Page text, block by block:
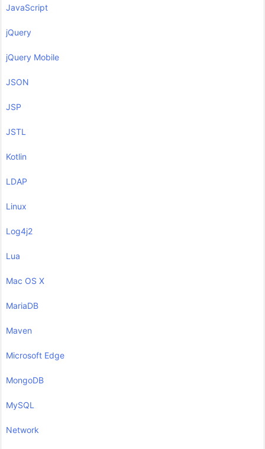
JavaScript
jQuery
jQuery Mobile
JSON
JSP
JSTL
Kotlin
LDAP
Linux
Log4j2
Lua
Mac OS X
MariaDB
Maven
Microsoft Edge
MongoDB
MySQL
Network